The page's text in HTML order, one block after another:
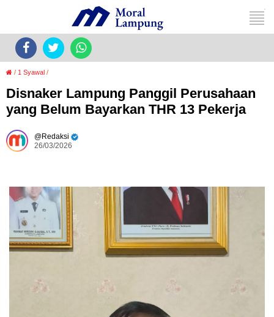
/ 1 Syawal /
Disnaker Lampung Panggil Perusahaan
yang Belum Bayarkan THR 13 Pekerja
Redaksi
26/03/2026